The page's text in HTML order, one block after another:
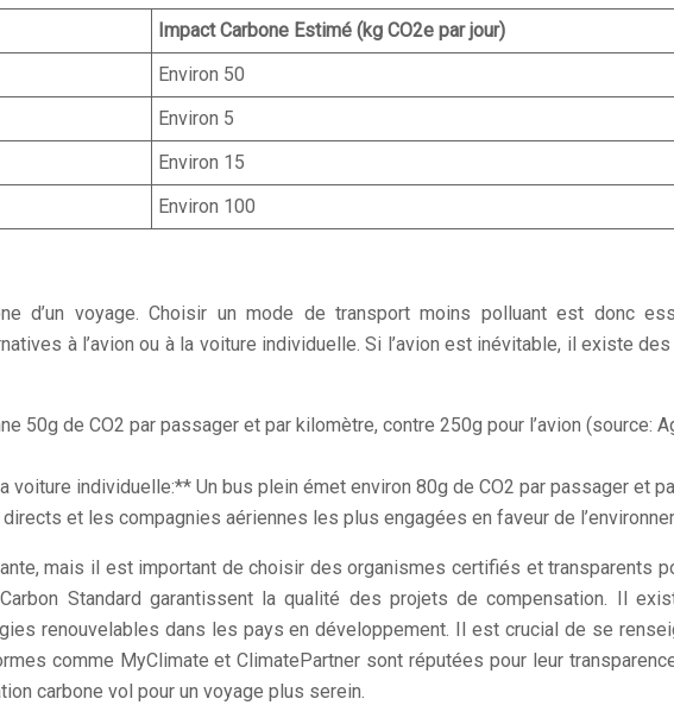
Impact Carbone Estimé (kg CO2e par jour)
Environ 50
Environ 5
Environ 15
Environ 100
d’un voyage. Choisir un mode de transport moins polluant est donc
à l’avion ou à la voiture individuelle. Si l’avion est inévitable, il existe
50g de CO2 par passager et par kilomètre, contre 250g pour l’avion (source:
individuelle:** Un bus plein émet environ 80g de CO2 par passager et
et les compagnies aériennes les plus engagées en faveur de
mais il est important de choisir des organismes certifiés et transparents
Standard garantissent la qualité des projets de compensation. Il
renouvelables dans les pays en développement. Il est crucial de se
comme MyClimate et ClimatePartner sont réputées pour leur
carbone vol pour un voyage plus serein.